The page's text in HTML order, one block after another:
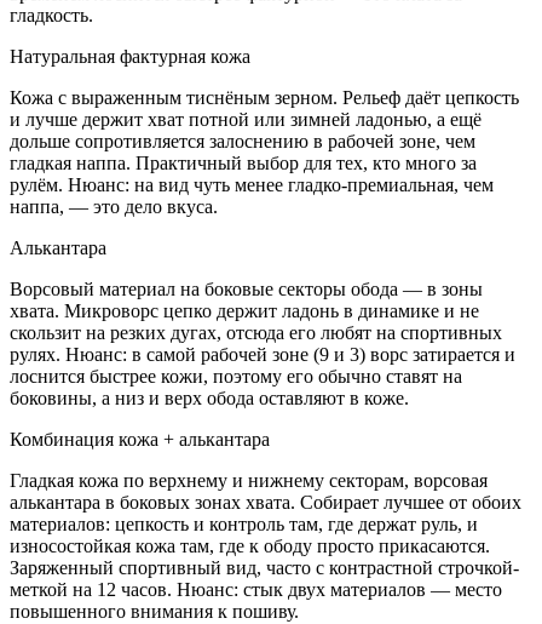
гладкость.
Натуральная фактурная кожа
Кожа с выраженным тиснёным зерном. Рельеф даёт цепкость
и лучше держит хват потной или зимней ладонью, а ещё
дольше сопротивляется залоснению в рабочей зоне, чем
гладкая наппа. Практичный выбор для тех, кто много за
рулём. Нюанс: на вид чуть менее гладко-премиальная, чем
наппа, — это дело вкуса.
Алькантара
Ворсовый материал на боковые секторы обода — в зоны
хвата. Микроворс цепко держит ладонь в динамике и не
скользит на резких дугах, отсюда его любят на спортивных
рулях. Нюанс: в самой рабочей зоне (9 и 3) ворс затирается и
лоснится быстрее кожи, поэтому его обычно ставят на
боковины, а низ и верх обода оставляют в коже.
Комбинация кожа + алькантара
Гладкая кожа по верхнему и нижнему секторам, ворсовая
алькантара в боковых зонах хвата. Собирает лучшее от обоих
материалов: цепкость и контроль там, где держат руль, и
износостойкая кожа там, где к ободу просто прикасаются.
Заряженный спортивный вид, часто с контрастной строчкой-
меткой на 12 часов. Нюанс: стык двух материалов — место
повышенного внимания к пошиву.